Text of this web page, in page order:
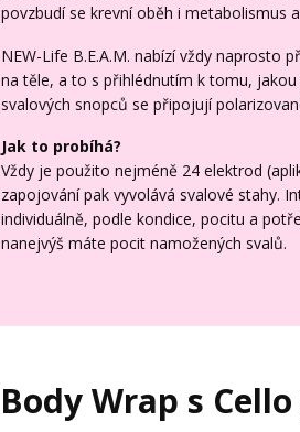
povzbudí se krevní oběh i metabolismus
NEW-Life B.E.A.M. nabízí vždy naprosto
na těle, a to s přihlédnutím k tomu,
svalových snopců se připojují
Jak to probíhá?
Vždy je použito nejméně 24 elektrod
zapojování pak vyvolává svalové stahy.
individuálně, podle kondice, pocitu a
nanejvýš máte pocit namožených svalů.
Body Wrap s